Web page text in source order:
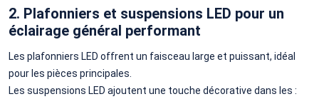
2. Plafonniers et suspensions LED pour un
éclairage général performant
Les plafonniers LED offrent un faisceau large et puissant, idéal
pour les pièces principales.
Les suspensions LED ajoutent une touche décorative dans les :